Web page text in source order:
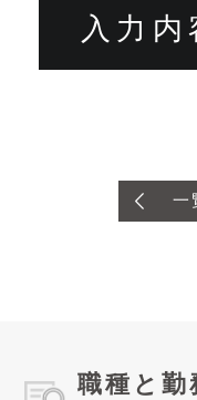
一
職種と勤